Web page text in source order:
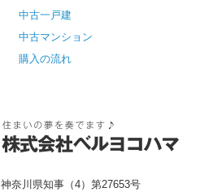
中古一戸建
中古マンション
購入の流れ
神奈川県知事（4）第27653号